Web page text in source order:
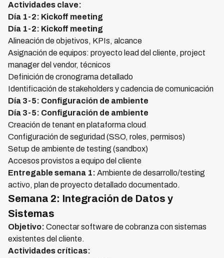
Actividades clave:
Día 1-2: Kickoff meeting
Día 1-2: Kickoff meeting
Alineación de objetivos, KPIs, alcance
Asignación de equipos: proyecto lead del cliente, project
manager del vendor, técnicos
Definición de cronograma detallado
Identificación de stakeholders y cadencia de comunicación
Día 3-5: Configuración de ambiente
Día 3-5: Configuración de ambiente
Creación de tenant en plataforma cloud
Configuración de seguridad (SSO, roles, permisos)
Setup de ambiente de testing (sandbox)
Accesos provistos a equipo del cliente
Entregable semana 1: Ambiente de desarrollo/testing
activo, plan de proyecto detallado documentado.
Semana 2: Integración de Datos y
Sistemas
Objetivo: Conectar software de cobranza con sistemas
existentes del cliente.
Actividades críticas: